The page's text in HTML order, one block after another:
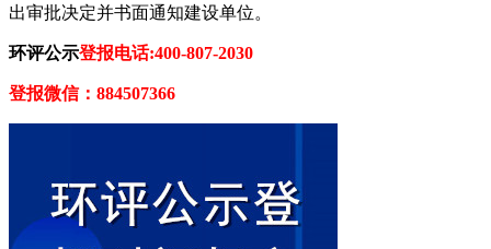
出审批决定并书面通知建设单位。
环评公示登报电话:400-807-2030
登报微信：884507366